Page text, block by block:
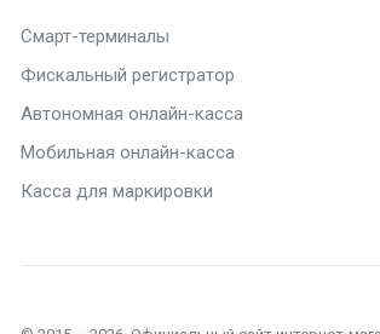
Смарт-терминалы
Фискальный регистратор
Автономная онлайн-касса
Мобильная онлайн-касса
Касса для маркировки